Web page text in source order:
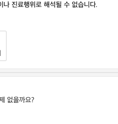
진료행위로 해석될 수 없습니다.
없을까요?